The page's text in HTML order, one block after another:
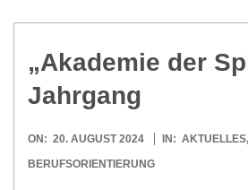
O
N
O
R
„Aka­de­mie der
Jahrgang
2024-
08-
ON: 20. AUGUST 2024 IN: AKTUELLES,
BERUFSORIENTIERUNG